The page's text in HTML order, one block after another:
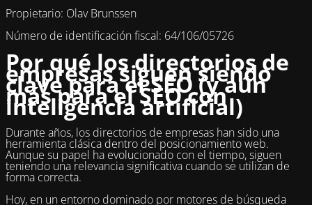
Propietario: Olav Brunssen
Número de identificación fiscal: 64/106/05726
Por qué los directorios de
empresas siguen siendo
clave para el SEO (y aún
más para el SEO con
inteligencia artificial)
Durante años, los directorios de empresas han sido una
herramienta clásica dentro del posicionamiento web.
Aunque su papel ha evolucionado con el tiempo, siguen
teniendo una relevancia significativa cuando se utilizan de
forma correcta.
Hoy, en un entorno dominado por motores de búsqueda